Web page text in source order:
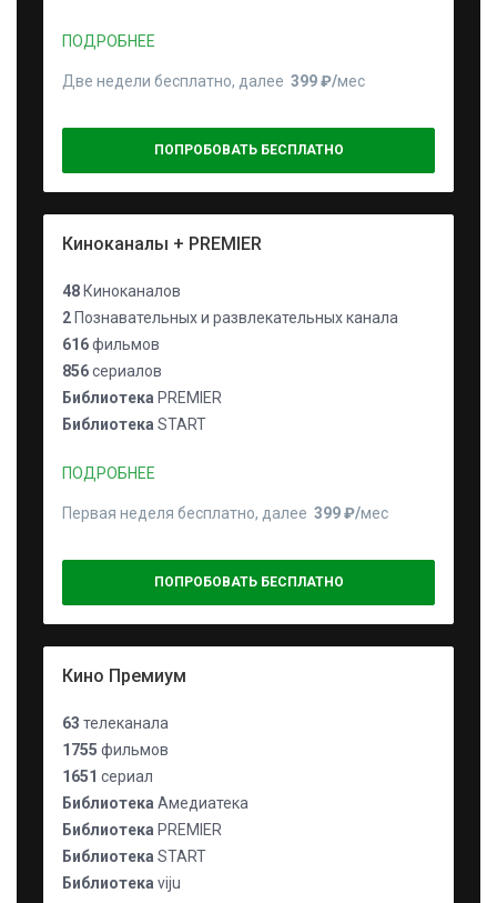
ПОДРОБНЕЕ
Две недели бесплатно, далее 399 ₽⁠/⁠мес
ПОПРОБОВАТЬ БЕСПЛАТНО
Киноканалы + PREMIER
48 Киноканалов
2 Познавательных и развлекательных канала
616фильмов
856сериалов
Библиотека PREMIER
Библиотека START
ПОДРОБНЕЕ
Первая неделя бесплатно, далее 399 ₽⁠/⁠мес
ПОПРОБОВАТЬ БЕСПЛАТНО
Кино Премиум
63 телеканала
1755 фильмов
1651 сериал
Библиотека Амедиатека
Библиотека PREMIER
Библиотека START
Библиотека viju